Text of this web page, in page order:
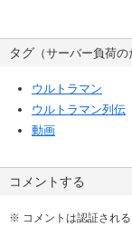
タグ （サーバー負荷
ウルトラマン
ウルトラマン列伝
動画
コメントする
※ コメントは認証される